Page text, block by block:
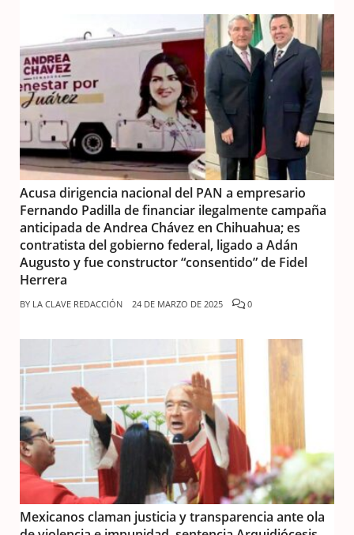
Acusa dirigencia nacional del PAN a empresario
Fernando Padilla de financiar ilegalmente campaña
anticipada de Andrea Chávez en Chihuahua; es
contratista del gobierno federal, ligado a Adán
Augusto y fue constructor “consentido” de Fidel
Herrera
BY LA CLAVE REDACCIÓN 24 DE MARZO DE 2025 0
Mexicanos claman justicia y transparencia ante ola